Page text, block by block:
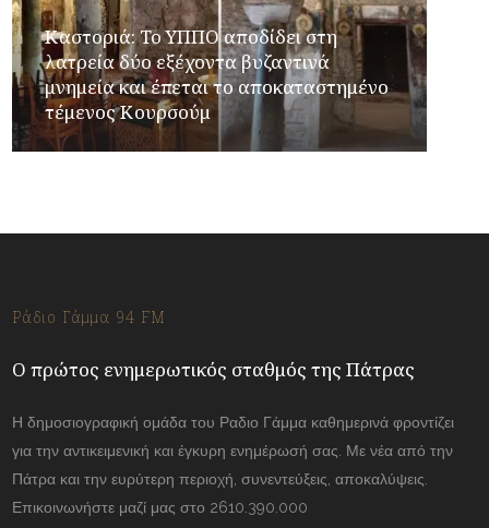
Καστοριά: Το ΥΠΠΟ αποδίδει στη
λατρεία δύο εξέχοντα βυζαντινά
μνημεία και έπεται το αποκαταστημένο
τέμενος Κουρσούμ
Ράδιο Γάμμα 94 FM
Ο πρώτος ενημερωτικός σταθμός της Πάτρας
Η δημοσιογραφική ομάδα του Ραδιο Γάμμα καθημερινά φροντίζει
για την αντικειμενική και έγκυρη ενημέρωσή σας. Με νέα από την
Πάτρα και την ευρύτερη περιοχή, συνεντεύξεις, αποκαλύψεις.
Επικοινωνήστε μαζί μας στο 2610.390.000